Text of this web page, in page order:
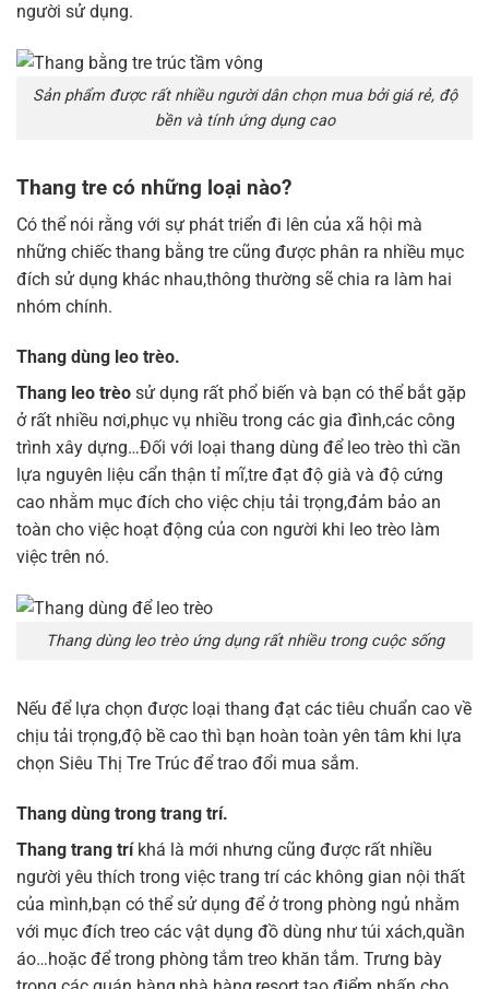
người sử dụng.
Sản phẩm được rất nhiều người dân chọn mua bởi giá rẻ, độ
bền và tính ứng dụng cao
Thang tre có những loại nào?
Có thể nói rằng với sự phát triển đi lên của xã hội mà
những chiếc thang bằng tre cũng được phân ra nhiều mục
đích sử dụng khác nhau,thông thường sẽ chia ra làm hai
nhóm chính.
Thang dùng leo trèo.
Thang leo trèo sử dụng rất phổ biến và bạn có thể bắt gặp
ở rất nhiều nơi,phục vụ nhiều trong các gia đình,các công
trình xây dựng…Đối với loại thang dùng để leo trèo thì cần
lựa nguyên liệu cẩn thận tỉ mĩ,tre đạt độ già và độ cứng
cao nhằm mục đích cho việc chịu tải trọng,đảm bảo an
toàn cho việc hoạt động của con người khi leo trèo làm
việc trên nó.
Thang dùng leo trèo ứng dụng rất nhiều trong cuộc sống
Nếu để lựa chọn được loại thang đạt các tiêu chuẩn cao về
chịu tải trọng,độ bề cao thì bạn hoàn toàn yên tâm khi lựa
chọn Siêu Thị Tre Trúc để trao đổi mua sắm.
Thang dùng trong trang trí.
Thang trang tríkhá là mới nhưng cũng được rất nhiều
người yêu thích trong việc trang trí các không gian nội thất
của mình,bạn có thể sử dụng để ở trong phòng ngủ nhằm
với mục đích treo các vật dụng đồ dùng như túi xách,quần
áo…hoặc để trong phòng tắm treo khăn tắm. Trưng bày